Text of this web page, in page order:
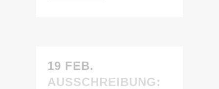
19 FEB.
AUSSCHREIBUNG: